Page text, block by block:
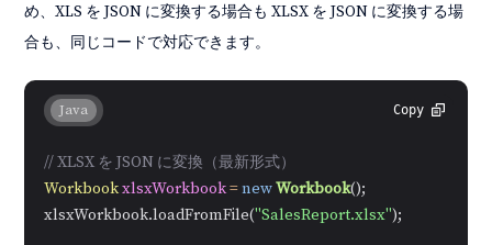
め、XLS を JSON に変換する場合も XLSX を JSON に変換する場
合も、同じコードで対応できます。
Copy
Java
// XLSX を JSON に変換（最新形式）
WorkbookxlsxWorkbook=newWorkbook();
xlsxWorkbook.loadFromFile("SalesReport.xlsx");